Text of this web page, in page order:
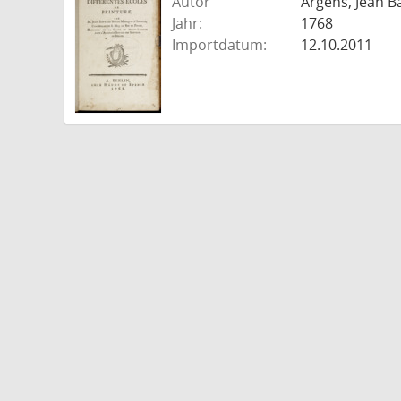
Jahr:
1768
Importdatum:
12.10.2011